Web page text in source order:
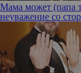
Мама может (папа
неуважение со